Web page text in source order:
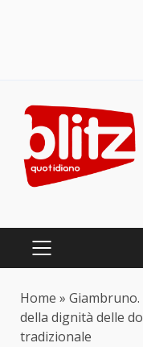
content
PRIMARY
Home »
della dignità delle
tradizionale